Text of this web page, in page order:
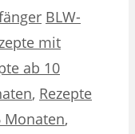
Schlagwörter
BLW-
mit
ab 10
, Rezepte
Monaten,